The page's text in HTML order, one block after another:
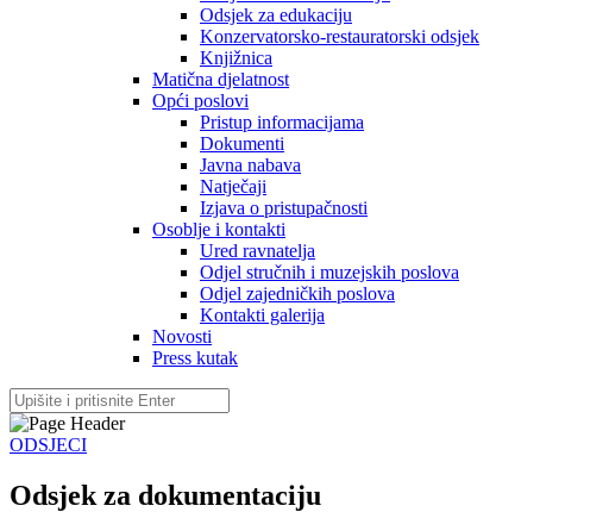
Odsjek za edukaciju
Konzervatorsko-restauratorski odsjek
Knjižnica
Matična djelatnost
Opći poslovi
Pristup informacijama
Dokumenti
Javna nabava
Natječaji
Izjava o pristupačnosti
Osoblje i kontakti
Ured ravnatelja
Odjel stručnih i muzejskih poslova
Odjel zajedničkih poslova
Kontakti galerija
Novosti
Press kutak
ODSJECI
Odsjek za dokumentaciju